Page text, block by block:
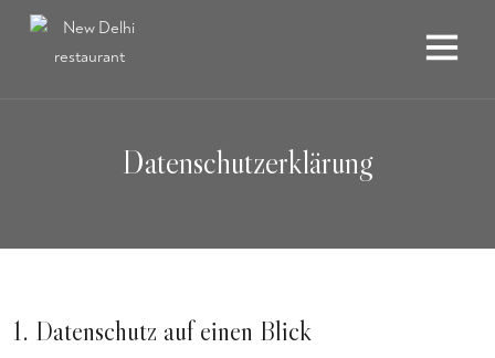
Datenschutz­erklärung
1. Datenschutz auf einen Blick